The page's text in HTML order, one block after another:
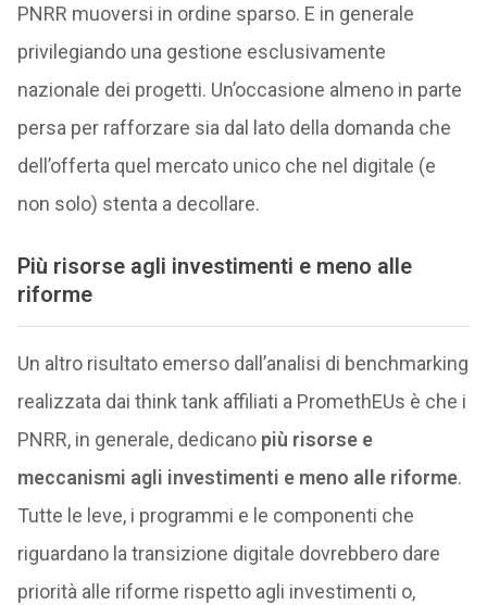
PNRR muoversi in ordine sparso. E in generale
privilegiando una gestione esclusivamente
nazionale dei progetti. Un’occasione almeno in parte
persa per rafforzare sia dal lato della domanda che
dell’offerta quel mercato unico che nel digitale (e
non solo) stenta a decollare.
Più risorse agli investimenti e meno alle
riforme
Un altro risultato emerso dall’analisi di benchmarking
realizzata dai think tank affiliati a PromethEUs è che i
PNRR, in generale, dedicano più risorse e
meccanismi agli investimenti e meno alle riforme.
Tutte le leve, i programmi e le componenti che
riguardano la transizione digitale dovrebbero dare
priorità alle riforme rispetto agli investimenti o,